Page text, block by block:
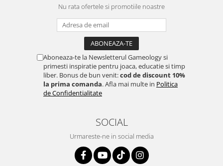
Nu rata ofertele si promotiile noastre
Aboneaza-te la Newsletterul Gameology si
primesti inspiratie pentru joaca, educatie si timp
liber. Bonus de bun venit:cod de discount 10%
la prima comanda. Afla mai multe in Politica
de Confidentialitate
SOCIAL
Urmareste-ne in social media